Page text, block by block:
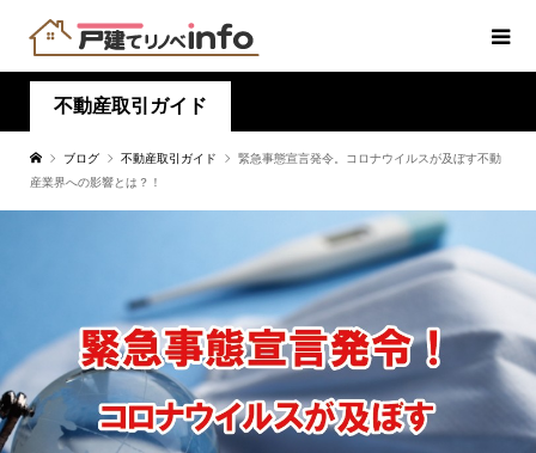
不動産取引ガイド
ブログ 不動産取引ガイド
緊急事態宣言発令。コロナウイルスが及ぼす不動
産業界への影響とは？！